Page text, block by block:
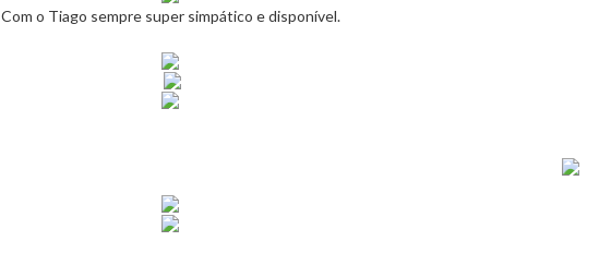
Com o Tiago sempre super simpático e disponível.